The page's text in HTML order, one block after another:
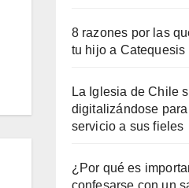
8 razones por las
tu hijo a Catequesis
La Iglesia de Chile
digitalizándose para
servicio a sus fieles
¿Por qué es
confesarse con un